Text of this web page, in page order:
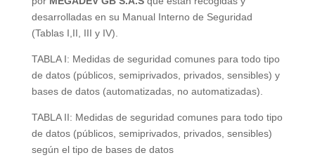
desarrolladas en su Manual Interno de Seguridad
(Tablas I,II, III y IV).
TABLA I: Medidas de seguridad comunes para todo tipo
de datos (públicos, semiprivados, privados, sensibles) y
bases de datos (automatizadas, no automatizadas).
TABLA II: Medidas de seguridad comunes para todo tipo
de datos (públicos, semiprivados, privados, sensibles)
según el tipo de bases de datos